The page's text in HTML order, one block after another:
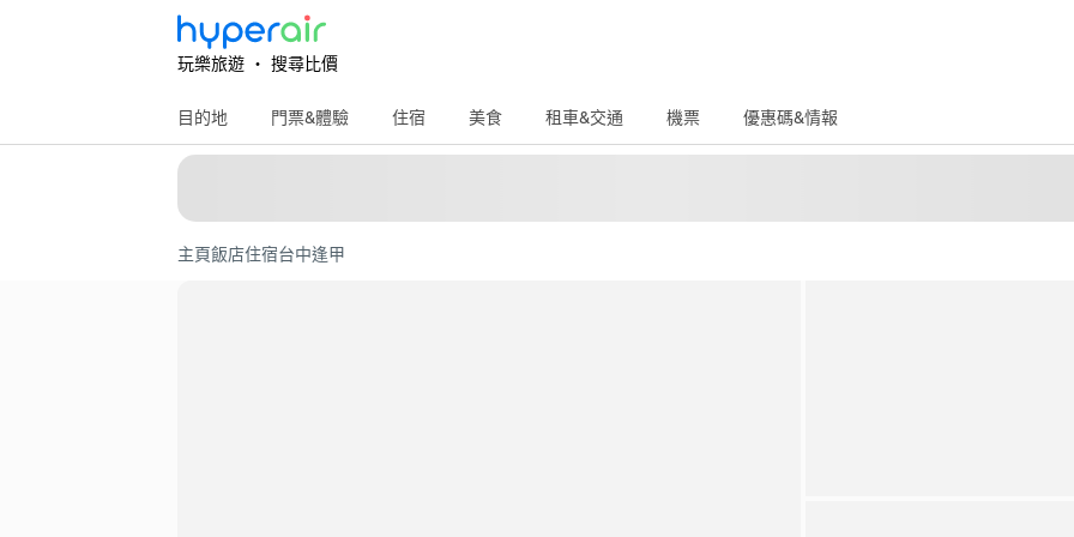
玩樂旅遊 ‧ 搜尋比價
目的地 門票&體驗 住宿 美食 租車&交通 機票 優惠碼&情報
主頁飯店住宿台中逢甲